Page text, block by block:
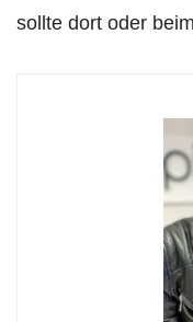
sollte dort oder